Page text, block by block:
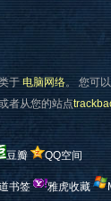
于 电脑网络。 您可
者从您的站点
豆瓣 QQ空间
书签 雅虎收藏